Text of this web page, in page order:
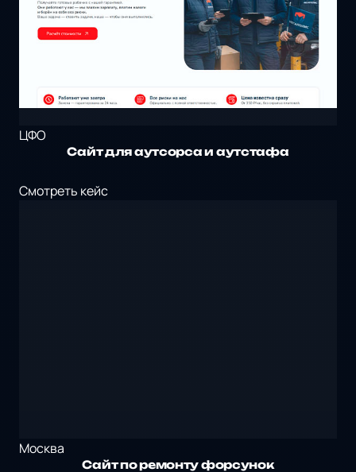
ЦФО
Сайт для аутсорса и аутстафа
Смотреть кейс
Москва
Сайт по ремонту форсунок